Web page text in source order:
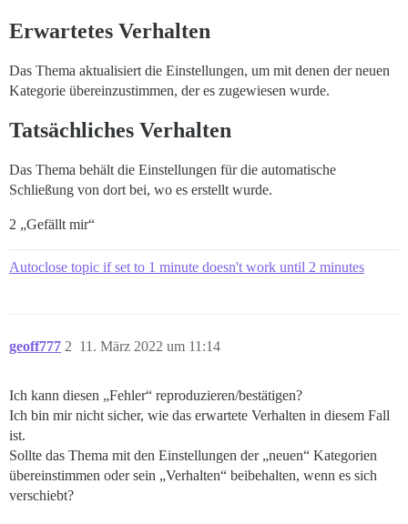
Erwartetes Verhalten
Das Thema aktualisiert die Einstellungen, um mit denen der neuen
Kategorie übereinzustimmen, der es zugewiesen wurde.
Tatsächliches Verhalten
Das Thema behält die Einstellungen für die automatische
Schließung von dort bei, wo es erstellt wurde.
2 „Gefällt mir“
Autoclose topic if set to 1 minute doesn't work until 2 minutes
geoff777 11. März 2022 um 11:14
2
Ich kann diesen „Fehler“ reproduzieren/bestätigen?
Ich bin mir nicht sicher, wie das erwartete Verhalten in diesem Fall
ist.
Sollte das Thema mit den Einstellungen der „neuen“ Kategorien
übereinstimmen oder sein „Verhalten“ beibehalten, wenn es sich
verschiebt?